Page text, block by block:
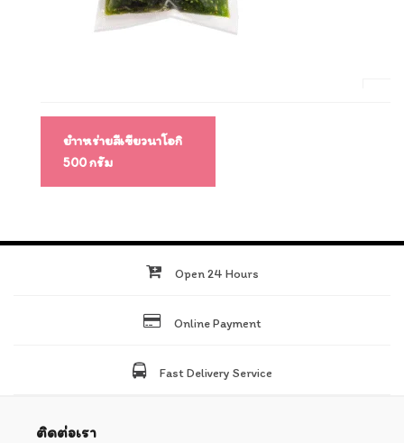
เรื่องยำาหร่ายสีเขียวนาโอกิ
500 กรัม
Open 24 Hours
Online Payment
Fast Delivery Service
ติดต่อเรา